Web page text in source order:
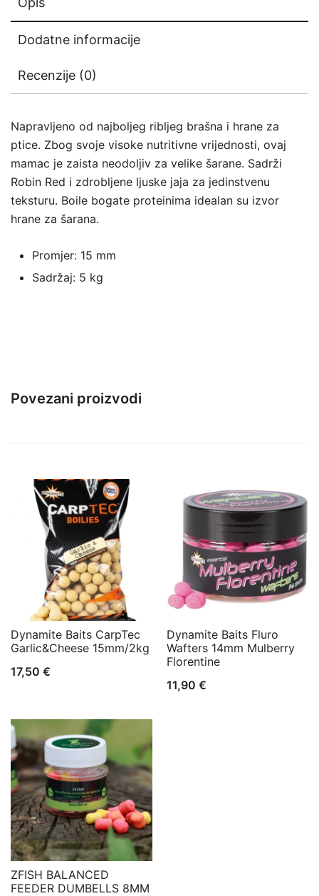
Dodatne informacije
Recenzije (0)
Napravljeno od najboljeg ribljeg brašna i hrane za
ptice. Zbog svoje visoke nutritivne vrijednosti, ovaj
mamac je zaista neodoljiv za velike šarane. Sadrži
Robin Red i zdrobljene ljuske jaja za jedinstvenu
teksturu. Boile bogate proteinima idealan su izvor
hrane za šarana.
Promjer: 15 mm
Sadržaj: 5 kg
Povezani proizvodi
Dynamite Baits CarpTec
Garlic&Cheese 15mm/2kg
17,50 €
Dynamite Baits Fluro
Wafters 14mm Mulberry
Florentine
11,90 €
ZFISH BALANCED
FEEDER DUMBELLS 8MM